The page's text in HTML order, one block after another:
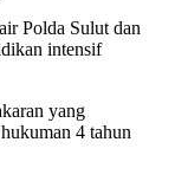
Polda Sulut dan
intensif
yang
4 tahun